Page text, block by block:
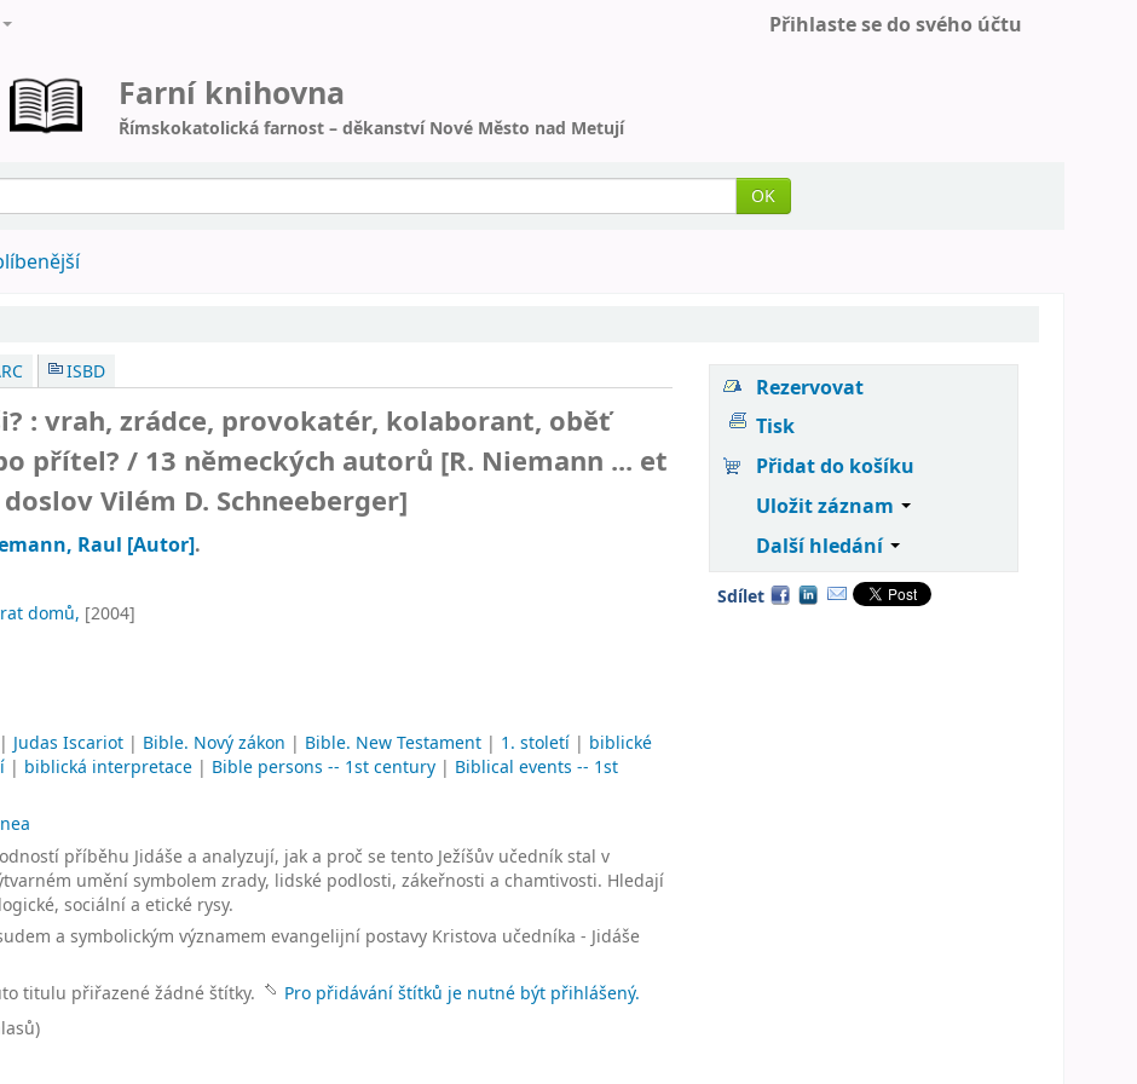
Přihlaste se do svého účtu
Farní knihovna
Římskokatolická farnost – děkanství Nové Město nad Metují
OK
ISBD
: vrah, zrádce, provokatér, kolaborant, oběť
přítel? / 13 německých autorů [R. Niemann ... et
Vilém D. Schneeberger]
Raul [Autor].
domů, [2004]
| Judas Iscariot | Bible. Nový zákon | Bible. New Testament | 1. století | biblické
| biblická interpretace | Bible persons -- 1st century | Biblical events -- 1st
příběhu Jidáše a analyzují, jak a proč se tento Ježíšův učedník stal v
umění symbolem zrady, lidské podlosti, zákeřnosti a chamtivosti. Hledají
sociální a etické rysy.
a symbolickým významem evangelijní postavy Kristova učedníka - Jidáše
titulu přiřazené žádné štítky.
Pro přidávání štítků je nutné být přihlášený.
Rezervovat
Tisk
Přidat do košíku
Uložit záznam
Další hledání
Sdílet